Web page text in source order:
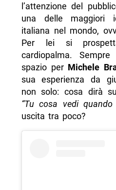
l’attenzione del
una delle maggiori
italiana nel mondo,
Per lei si
cardiopalma.
spazio per Michele
sua esperienza da
non solo: cosa dirà
“Tu cosa vedi
uscita tra poco?